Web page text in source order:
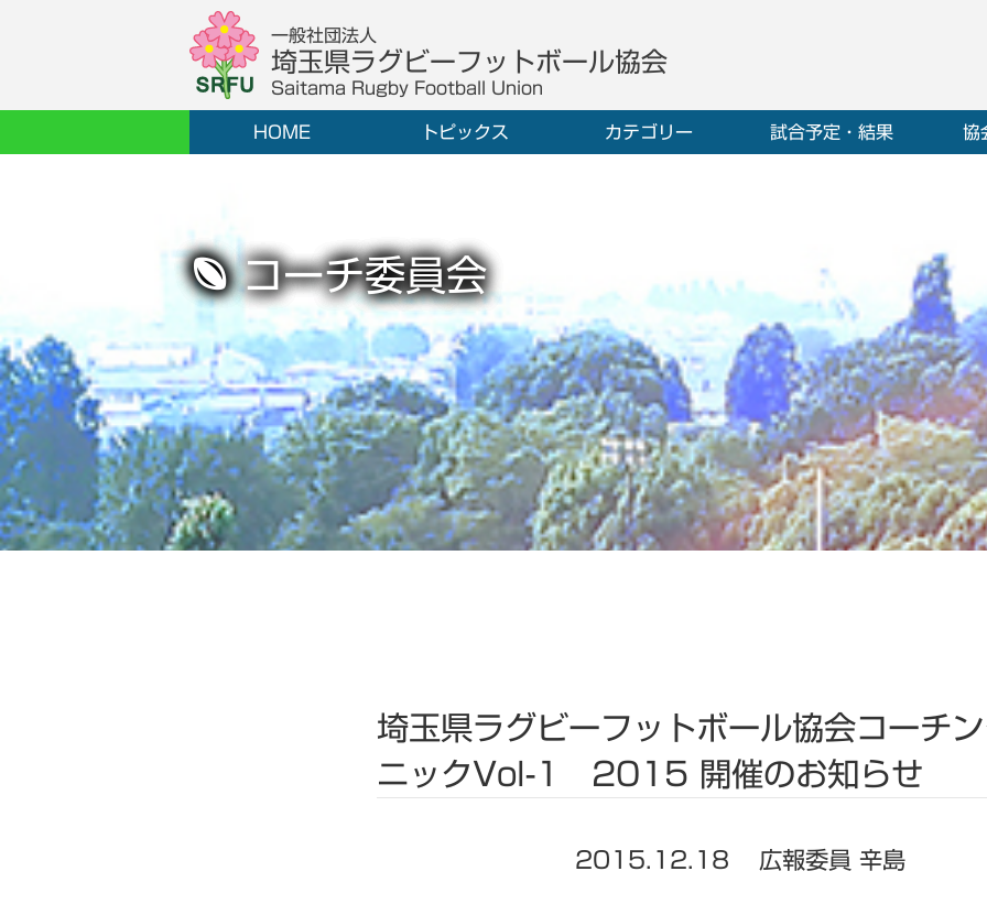
一般社団法人
埼玉県ラグビーフットボール協会
Saitama Rugby Football Union
HOME トピックス カテゴリー 試合予定・結果 協
コーチ委員会
埼玉県ラグビーフットボール協会コーチ
ニックVol-1 2015 開催のお知らせ
2015.12.18 広報委員 辛島